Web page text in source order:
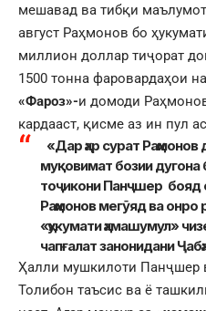
мешавад ва тибқи
август Раҳмонов бо
миллион доллар тиҷорат
1500 тонна фаровардаҳои
«Фароз»-и домоди
кардааст, қисме аз ин пул
«Дар ҳар сурат Раҳмонов
муқовимат бозии дугона
тоҷикони Панҷшер бояд
Раҳмонов мегӯяд ва онро
«ҳукумати ҳамашумул»
чапғалат занонидани
Ҳалли мушкилоти Панҷшер
Толибон таъсис ва ё